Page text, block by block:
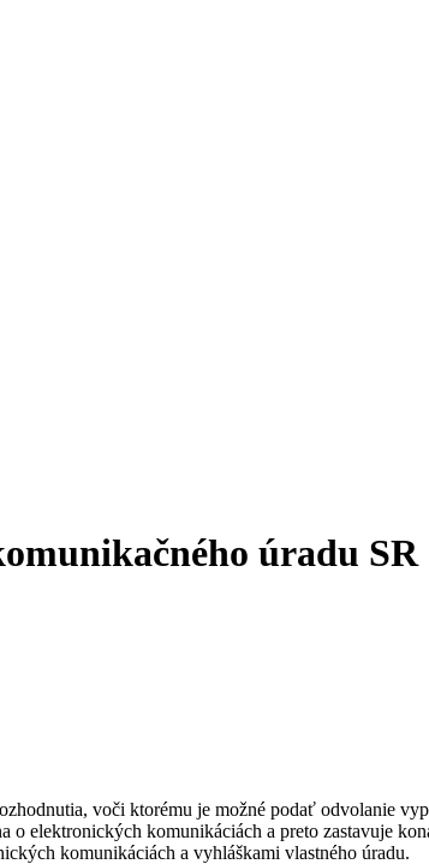
úradu SR
voči ktorému je možné podať odvolanie
elektronických komunikáciách a preto zastavuje
komunikáciách a vyhláškami vlastného úradu.